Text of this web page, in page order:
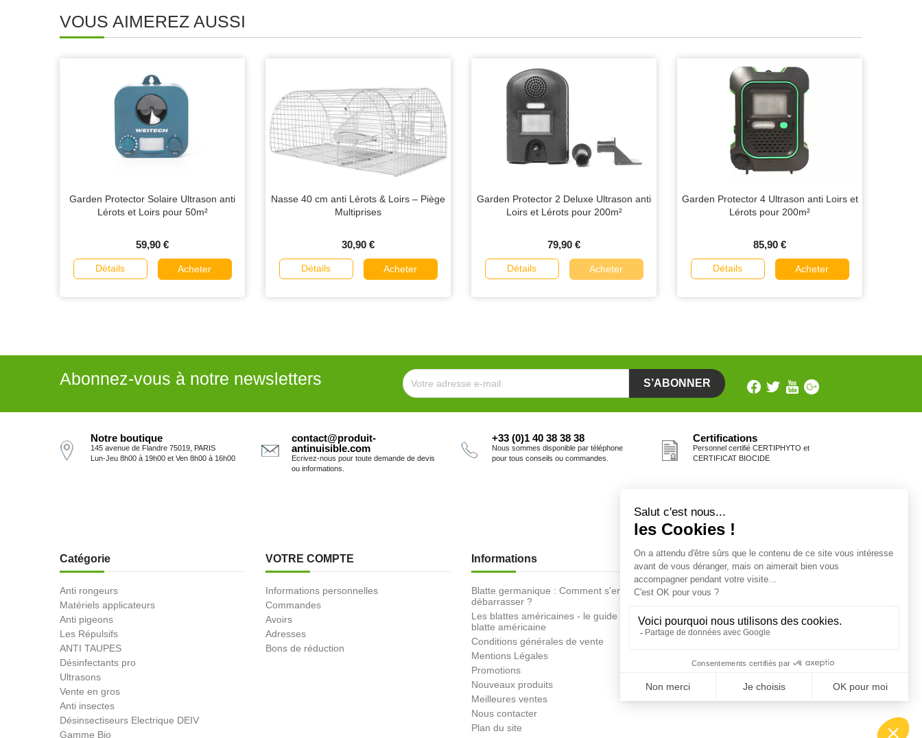
VOUS AIMEREZ AUSSI
Garden Protector Solaire Ultrason anti
Lérots et Loirs pour 50m²
59,90 €
Détails Acheter
Nasse 40 cm anti Lérots & Loirs – Piège
Multiprises
30,90 €
Détails Acheter
Garden Protector 2 Deluxe Ultrason anti
Loirs et Lérots pour 200m²
79,90 €
Détails Acheter
Garden Protector 4 Ultrason anti Loirs et
Lérots pour 200m²
85,90 €
Détails Acheter
Abonnez-vous à notre newsletters
Notre boutique
145 avenue de Flandre 75019, PARIS
Lun-Jeu 8h00 à 19h00 et Ven 8h00 à 16h00
contact@produit-
antinuisible.com
Ecrivez-nous pour toute demande de devis
ou informations.
+33 (0)1 40 38 38 38
Nous sommes disponible par téléphone
pour tous conseils ou commandes.
Certifications
Personnel certifié CERTIPHYTO et
CERTIFICAT BIOCIDE
Catégorie
Anti rongeurs
Matériels applicateurs
Anti pigeons
Les Répulsifs
ANTI TAUPES
Désinfectants pro
Ultrasons
Vente en gros
Anti insectes
Désinsectiseurs Electrique DEIV
Gamme Bio
VOTRE COMPTE
Informations personnelles
Commandes
Avoirs
Adresses
Bons de réduction
Informations
Blatte germanique : Comment s'en
débarrasser ?
Les blattes américaines - le guide de la
blatte américaine
Conditions générales de vente
Mentions Légales
Promotions
Nouveaux produits
Meilleures ventes
Nous contacter
Plan du site
Fiches conseils
Insecte